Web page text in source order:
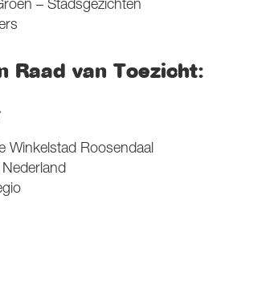
– Stadsgezichten
Raad van Toezicht:
Winkelstad Roosendaal